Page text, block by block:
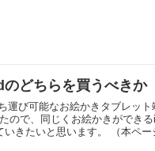
どちらを買うべきか
運び可能なお絵かきタブレッ
ので、同じくお絵かきができ
きたいと思います。 （本ペー